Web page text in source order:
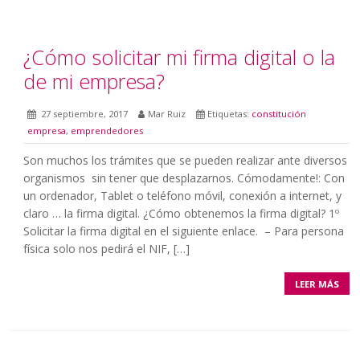
¿Cómo solicitar mi firma digital o la
de mi empresa?
27 septiembre, 2017 Mar Ruiz Etiquetas: constitución
empresa, emprendedores
Son muchos los trámites que se pueden realizar ante diversos
organismos sin tener que desplazarnos. Cómodamente!: Con
un ordenador, Tablet o teléfono móvil, conexión a internet, y
claro … la firma digital. ¿Cómo obtenemos la firma digital? 1º
Solicitar la firma digital en el siguiente enlace. – Para persona
física solo nos pedirá el NIF, […]
LEER MÁS